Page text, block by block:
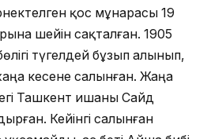
қос мұнарасы 19
шейін сақталған. 1905
түгелдей бұзып алынып,
кесене салынған. Жаңа
Ташкент ишаны Сайд
Кейінгі салынған